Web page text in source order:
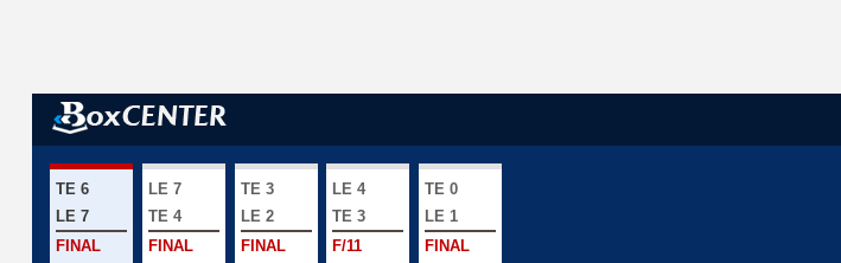
TE 6
LE 7
FINAL
LE 7
TE 4
FINAL
TE 3
LE 2
FINAL
LE 4
TE 3
F/11
TE 0
LE 1
FINAL